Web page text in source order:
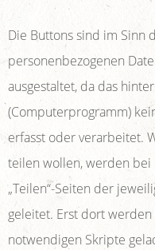
Die Buttons sind im Sinn
personenbezogenen
ausgestaltet, da das
(Computerprogramm)
erfasst oder verarbeitet.
teilen wollen, werden
„Teilen“-Seiten der
geleitet. Erst dort
notwendigen Skripte